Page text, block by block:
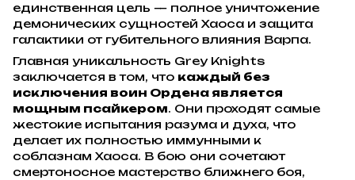
единственная цель — полное уничтожение
демонических сущностей Хаоса и защита
галактики от губительного влияния Варпа.
Главная уникальность Grey Knights
заключается в том, что каждый без
исключения воин Ордена является
мощным псайкером. Они проходят самые
жестокие испытания разума и духа, что
делает их полностью иммунными к
соблазнам Хаоса. В бою они сочетают
смертоносное мастерство ближнего боя,